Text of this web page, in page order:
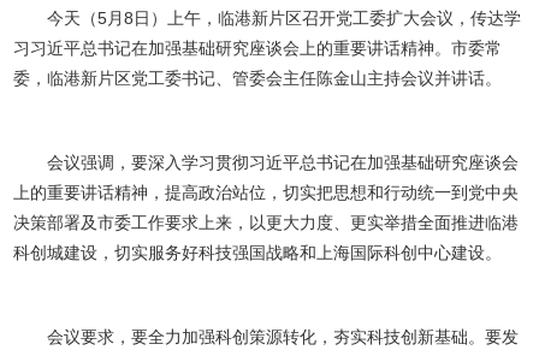
今天（5月8日）上午，临港新片区召开党工委扩大会议，传达学
习习近平总书记在加强基础研究座谈会上的重要讲话精神。市委常
委，临港新片区党工委书记、管委会主任陈金山主持会议并讲话。
会议强调，要深入学习贯彻习近平总书记在加强基础研究座谈会
上的重要讲话精神，提高政治站位，切实把思想和行动统一到党中央
决策部署及市委工作要求上来，以更大力度、更实举措全面推进临港
科创城建设，切实服务好科技强国战略和上海国际科创中心建设。
会议要求，要全力加强科创策源转化，夯实科技创新基础。要发